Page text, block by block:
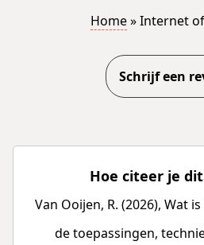
Home»Internet
Schrijf een
Hoe citeer je
Van Ooijen, R. (2026), Wat
de toepassingen,